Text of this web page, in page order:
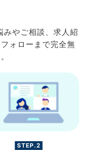
みやご相談、求人紹
ォローまで完全無
STEP.2